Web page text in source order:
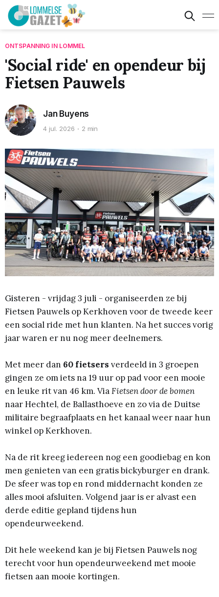
ONTSPANNING IN LOMMEL
'Social ride' en opendeur bij
Fietsen Pauwels
Jan Buyens
4 jul. 2026 2 min
Gisteren - vrijdag 3 juli - organiseerden ze bij
Fietsen Pauwels op Kerkhoven voor de tweede keer
een social ride met hun klanten. Na het succes vorig
jaar waren er nu nog meer deelnemers.
Met meer dan 60 fietsers verdeeld in 3 groepen
gingen ze om iets na 19 uur op pad voor een mooie
en leuke rit van 46 km. ViaFietsen door de bomen
naar Hechtel, de Ballasthoeve en zo via de Duitse
militaire begraafplaats en het kanaal weer naar hun
winkel op Kerkhoven.
Na de rit kreeg iedereen nog een goodiebag en kon
men genieten van een gratis bickyburger en drank.
De sfeer was top en rond middernacht konden ze
alles mooi afsluiten. Volgend jaar is er alvast een
derde editie gepland tijdens hun
opendeurweekend.
Dit hele weekend kan je bij Fietsen Pauwels nog
terecht voor hun opendeurweekend met mooie
fietsen aan mooie kortingen.